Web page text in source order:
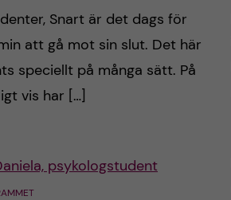
Snart är det dags för
att gå mot sin slut. Det här
speciellt på många sätt. På
vis har […]
psykologstudent